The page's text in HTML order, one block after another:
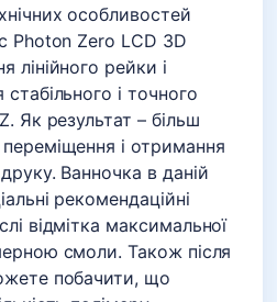
особливостей
Photon Zero LCD 3D
лінійного рейки і
і точного
Як результат – більш
і отримання
Ванночка в даній
рекомендаційні
відмітка максимальної
смоли. Також після
побачити, що